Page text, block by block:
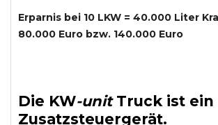
Erparnis bei 10 LKW = 40.000 Liter
80.000 Euro bzw. 140.000 Euro
Die KW-unit Truckist ein
Zusatzsteuergerät.